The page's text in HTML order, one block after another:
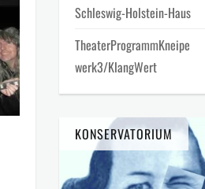
Schleswig-Holstein-Haus
TheaterProgrammKneipe
werk3/KlangWert
KONSERVATORIUM